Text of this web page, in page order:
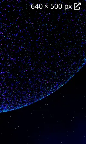
640 × 500 px